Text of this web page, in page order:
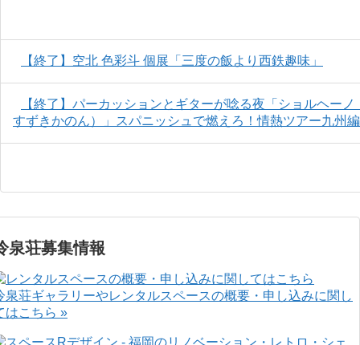
【終了】空北 色彩斗 個展「三度の飯より西鉄趣味」
【終了】パーカッションとギターが唸る夜「ショルヘー
すずきかのん）」スパニッシュで燃えろ！情熱ツアー九州編
泉荘募集情報
泉荘ギャラリーやレンタルスペースの概要・申し込みに関し
はこちら »